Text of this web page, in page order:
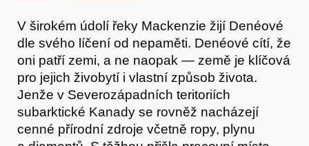
V širokém údolí řeky Mackenzie žijí Denéové
dle svého líčení od nepaměti. Denéové cítí, že
oni patří zemi, a ne naopak — země je klíčová
pro jejich živobytí i vlastní způsob života.
Jenže v Severozápadních teritoriích
subarktické Kanady se rovněž nacházejí
cenné přírodní zdroje včetně ropy, plynu